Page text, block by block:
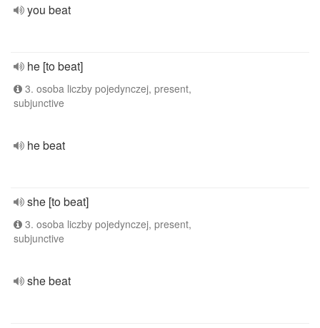
you beat
he [to beat]
3. osoba liczby pojedynczej, present,
subjunctive
he beat
she [to beat]
3. osoba liczby pojedynczej, present,
subjunctive
she beat